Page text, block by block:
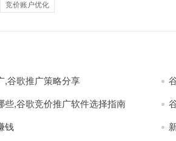
竞价账户优化
,谷歌推广策略分享
些,谷歌竞价推广软件选择指南
钱